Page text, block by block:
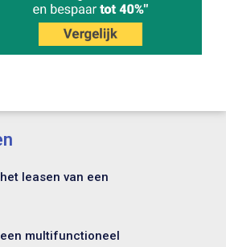
leasen van een
multifunctioneel